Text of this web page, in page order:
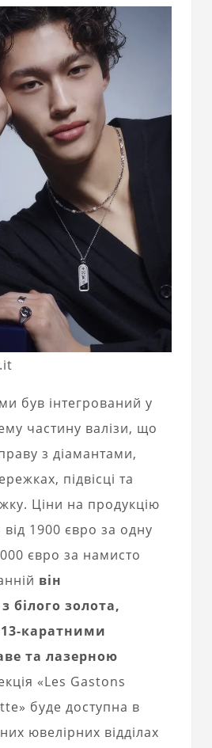
був інтегрований у
частину валізи, що
з діамантами,
підвісці та
Ціни на продукцію
1900 євро за одну
євро за намисто
він
білого золота,
каратними
та лазерною
«Les Gastons
буде доступна в
ювелірних відділах